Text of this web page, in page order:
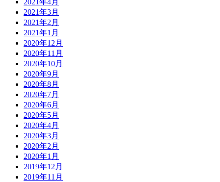
2021年4月
2021年3月
2021年2月
2021年1月
2020年12月
2020年11月
2020年10月
2020年9月
2020年8月
2020年7月
2020年6月
2020年5月
2020年4月
2020年3月
2020年2月
2020年1月
2019年12月
2019年11月